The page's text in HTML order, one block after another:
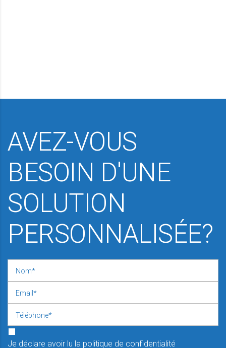
AVEZ-VOUS
BESOIN D'UNE
SOLUTION
PERSONNALISÉE?
Je déclare avoir lu la politique de confidentialité